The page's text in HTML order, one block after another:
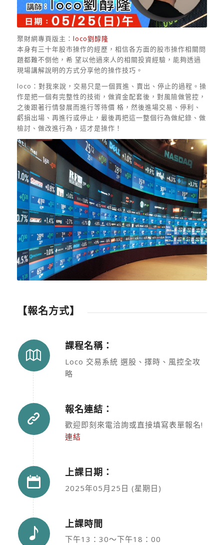
聚財網專頁版主： loco劉醇隆
本身有三十年股市操作的經歷，相信各方面的股市操作相關問
題都難不倒他，希 望以他過來人的相關投資經驗，能夠透過
現場講解說明的方式分享他的操作技巧。
loco：對我來說，交易只是一個買進、賣出、停止的過程。操
作是把一個有完整性的技術，做資金配套後，對風險做管控，
之後跟著行情發展而進行等待價 格，然後進場交易、停利、
虧損出場、再進行或停止，最後再把這一整個行為做紀錄、做
檢討、做改進行為，這才是操作！
【報名方式】
課程名稱：
Loco 交易系統 選股、擇時、風控全攻
略
報名連結：
歡迎即刻來電洽詢或直接填寫表單報名!
連結
上課日期：
2025年05月25日 (星期日)
上課時間
下午13：30～下午18：00